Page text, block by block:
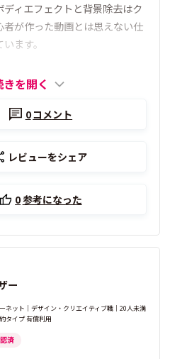
ィエフェクトと背景除去はク
者が作った動画とは思えない仕
ます。
きを開く
0コメント
レビューをシェア
0参考になった
ー
ネット｜デザイン・クリエイティブ職｜20人未満
タイプ 有償利用
済